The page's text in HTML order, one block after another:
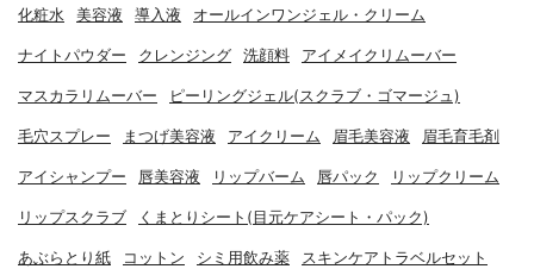
化粧水 美容液 導入液 オールインワンジェル・クリーム
ナイトパウダー クレンジング 洗顔料 アイメイクリムーバー
マスカラリムーバー ピーリングジェル(スクラブ・ゴマージュ)
毛穴スプレー まつげ美容液 アイクリーム 眉毛美容液 眉毛育毛剤
アイシャンプー 唇美容液 リップバーム 唇パック リップクリーム
リップスクラブ くまとりシート(目元ケアシート・パック)
あぶらとり紙 コットン シミ用飲み薬 スキンケアトラベルセット